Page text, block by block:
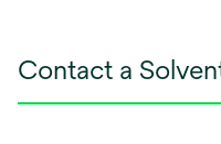
Contact a